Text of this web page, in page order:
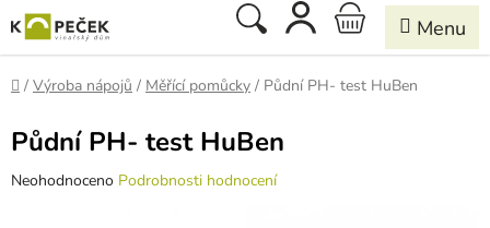
na
obsah
Hledat
NÁKUPNÍ
KOŠÍK
Domů
/ Výroba nápojů / Měřící pomůcky / Půdní PH- test HuBen
Půdní PH- test HuBen
Průměrné
Neohodnoceno Podrobnosti hodnocení